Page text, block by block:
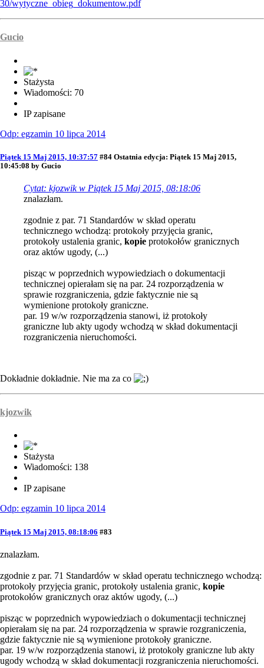
30/wytyczne_obieg_dokumentow.pdf
Gucio
Stażysta
Wiadomości: 70
IP zapisane
Odp: egzamin 10 lipca 2014
Piątek 15 Maj 2015, 10:37:57 #84 Ostatnia edycja: Piątek 15 Maj 2015,
10:45:08 by Gucio
Cytat: kjozwik w Piątek 15 Maj 2015, 08:18:06
znalazłam.
zgodnie z par. 71 Standardów w skład operatu
technicznego wchodzą: protokoły przyjęcia granic,
protokoły ustalenia granic, kopie protokołów granicznych
oraz aktów ugody, (...)
pisząc w poprzednich wypowiedziach o dokumentacji
technicznej opierałam się na par. 24 rozporządzenia w
sprawie rozgraniczenia, gdzie faktycznie nie są
wymienione protokoły graniczne.
par. 19 w/w rozporządzenia stanowi, iż protokoły
graniczne lub akty ugody wchodzą w skład dokumentacji
rozgraniczenia nieruchomości.
Dokładnie dokładnie. Nie ma za co
kjozwik
Stażysta
Wiadomości: 138
IP zapisane
Odp: egzamin 10 lipca 2014
Piątek 15 Maj 2015, 08:18:06 #83
znalazłam.
zgodnie z par. 71 Standardów w skład operatu technicznego wchodzą:
protokoły przyjęcia granic, protokoły ustalenia granic, kopie
protokołów granicznych oraz aktów ugody, (...)
pisząc w poprzednich wypowiedziach o dokumentacji technicznej
opierałam się na par. 24 rozporządzenia w sprawie rozgraniczenia,
gdzie faktycznie nie są wymienione protokoły graniczne.
par. 19 w/w rozporządzenia stanowi, iż protokoły graniczne lub akty
ugody wchodzą w skład dokumentacji rozgraniczenia nieruchomości.